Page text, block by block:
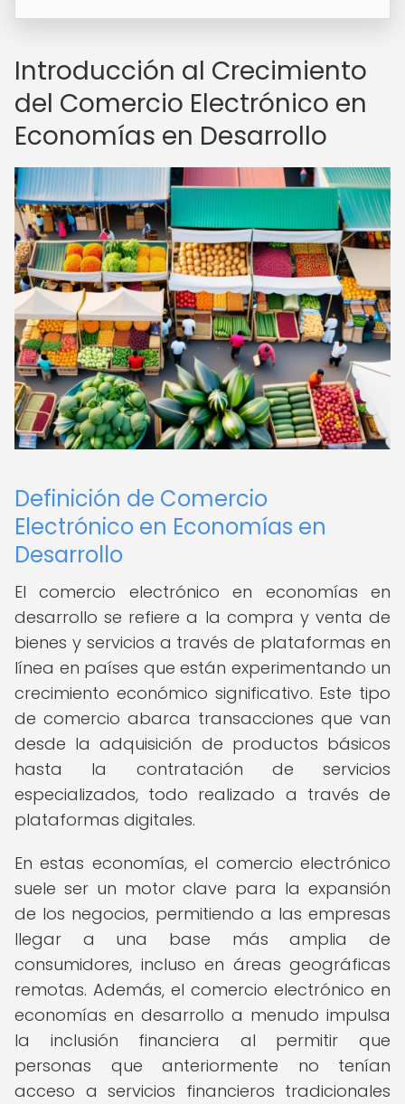
Introducción al Crecimiento
del Comercio Electrónico en
Economías en Desarrollo
Definición de Comercio
Electrónico en Economías en
Desarrollo
El comercio electrónico en economías en
desarrollo se refiere a la compra y venta de
bienes y servicios a través de plataformas en
línea en países que están experimentando un
crecimiento económico significativo. Este tipo
de comercio abarca transacciones que van
desde la adquisición de productos básicos
hasta la contratación de servicios
especializados, todo realizado a través de
plataformas digitales.
En estas economías, el comercio electrónico
suele ser un motor clave para la expansión
de los negocios, permitiendo a las empresas
llegar a una base más amplia de
consumidores, incluso en áreas geográficas
remotas. Además, el comercio electrónico en
economías en desarrollo a menudo impulsa
la inclusión financiera al permitir que
personas que anteriormente no tenían
acceso a servicios financieros tradicionales